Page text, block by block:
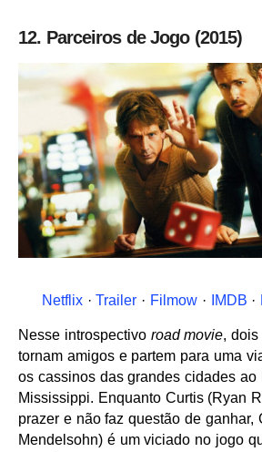
12. Parceiros de Jogo (2015)
Netflix·Trailer · Filmow · IMDB ·
Nesse introspectivo road movie, dois
tornam amigos e partem para uma
os cassinos das grandes cidades ao
Mississippi. Enquanto Curtis (Ryan
prazer e não faz questão de ganhar,
Mendelsohn) é um viciado no jogo